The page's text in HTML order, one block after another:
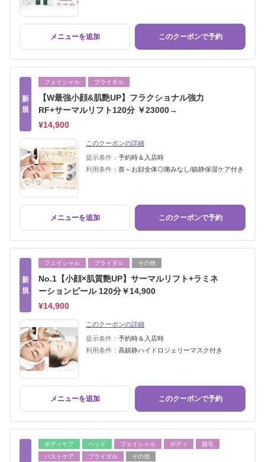
メニューを追加 このクーポンで予約
新
規
フェイシャル ブライダル
【W最強小顔&肌艶UP】フラクショナル強力
RF+サーマルリフト120分 ￥23000→
¥14,900
このクーポンの詳細
提示条件： 予約時＆入店時
利用条件： 首～お顔全体◎痛みなし/鎮静保湿ケア付き
メニューを追加 このクーポンで予約
新
規
フェイシャル ブライダル その他
No.1【小顔×肌質艶UP】サーマルリフト+ラミネ
ーションピール 120分￥14,900
¥14,900
このクーポンの詳細
提示条件： 予約時＆入店時
利用条件： 高鎮静ハイドロジェリーマスク付き
メニューを追加 このクーポンで予約
ボディケア ヘッド フェイシャル ボディ
脱毛
バストケア
ブライダル その他